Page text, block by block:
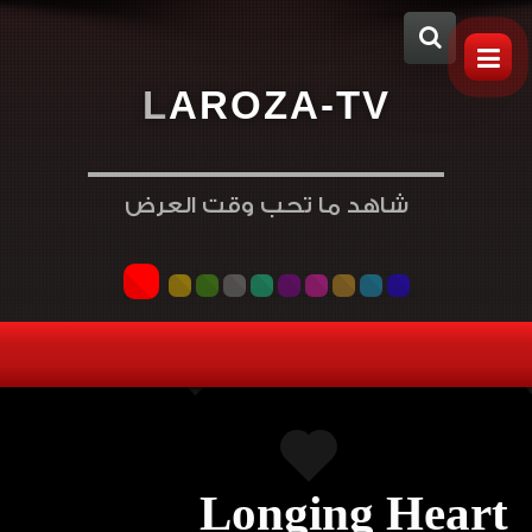
LAROZA-TV
شاهد ما تحب وقت العرض
Longing Heart